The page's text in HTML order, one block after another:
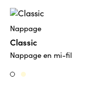
Nappage
Classic
Nappage en mi-fil
Weiss